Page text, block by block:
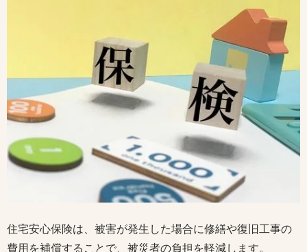
住宅安心保険は、被害が発生した場合に修繕や復旧工事の
費用を補償することで、被災者の負担を軽減します。